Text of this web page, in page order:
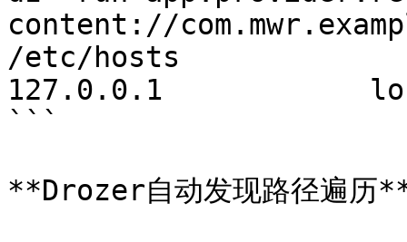
content://
/etc/hosts
127.0.0.1
```
**Drozer自动发现路径遍历